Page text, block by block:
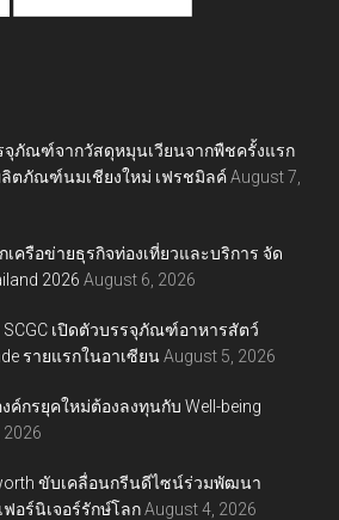
จุภัณฑ์จากวัสดุหมุนเวียนจากพืชครั้งแรก
ลิตภัณฑ์นมเชียงใหม่ เฟรชมิลค์ August 7,
ครือข่ายธุรกิจท่องเที่ยวและบริการ จัด
2026 August 6, 2026
SCGC เปิดตัวบรรจุภัณฑ์อาหารสัตว์
รายแรกในอาเซียน August 5, 2026
ค์กรยุคใหม่ต้องลงทุนกับ Well-being
2026
ขับเคลื่อนกรีนดีไซน์ร่วมพัฒนา
อร์นิเจอร์รักษ์โลก August 4, 2026